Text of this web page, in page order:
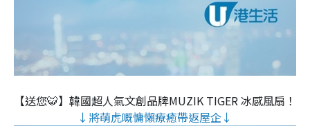
【送您🐯】韓國超人氣文創品牌MUZIK TIGER 冰感風扇！
↓將萌虎嘅慵懶療癒帶返屋企↓